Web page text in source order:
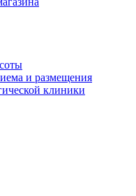
и размещения
клиники